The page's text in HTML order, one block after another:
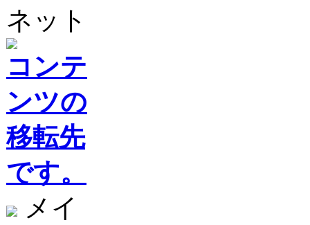
ネット
コンテ
ンツの
移転先
です。
メイ